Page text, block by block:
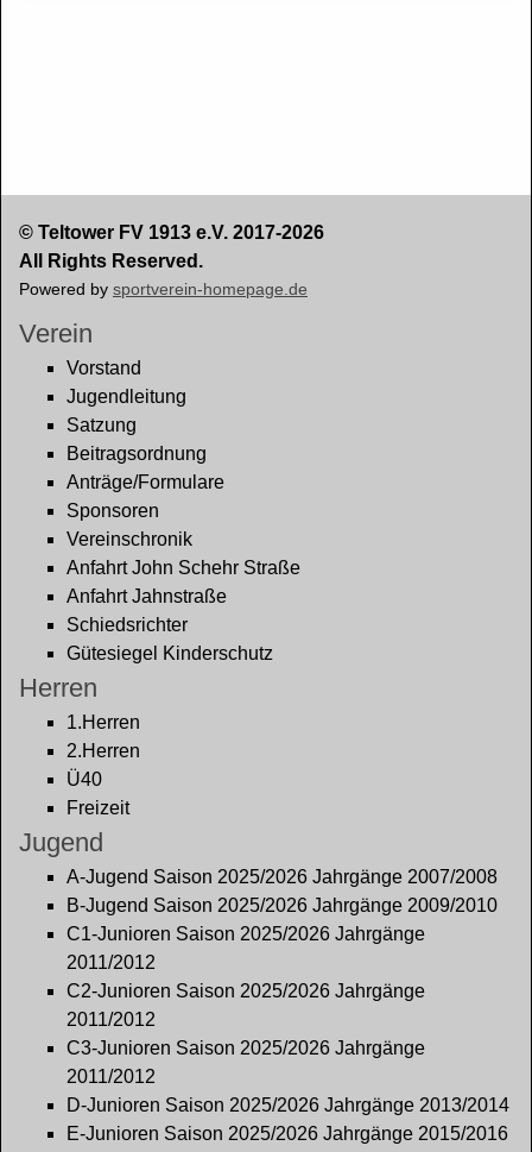
© Teltower FV 1913 e.V. 2017-2026
All Rights Reserved.
Powered by sportverein-homepage.de
Verein
Vorstand
Jugendleitung
Satzung
Beitragsordnung
Anträge/Formulare
Sponsoren
Vereinschronik
Anfahrt John Schehr Straße
Anfahrt Jahnstraße
Schiedsrichter
Gütesiegel Kinderschutz
Herren
1.Herren
2.Herren
Ü40
Freizeit
Jugend
A-Jugend Saison 2025/2026 Jahrgänge 2007/2008
B-Jugend Saison 2025/2026 Jahrgänge 2009/2010
C1-Junioren Saison 2025/2026 Jahrgänge
2011/2012
C2-Junioren Saison 2025/2026 Jahrgänge
2011/2012
C3-Junioren Saison 2025/2026 Jahrgänge
2011/2012
D-Junioren Saison 2025/2026 Jahrgänge 2013/2014
E-Junioren Saison 2025/2026 Jahrgänge 2015/2016